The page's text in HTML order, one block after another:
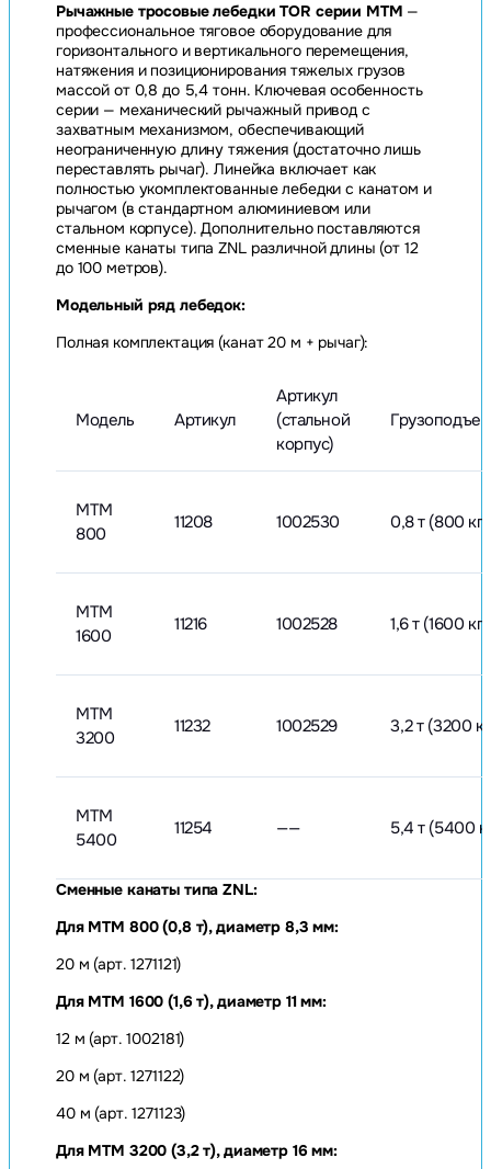
Рычажные тросовые лебедки TOR серии МТМ —
профессиональное тяговое оборудование для
горизонтального и вертикального перемещения,
натяжения и позиционирования тяжелых грузов
массой от 0,8 до 5,4 тонн. Ключевая особенность
серии — механический рычажный привод с
захватным механизмом, обеспечивающий
неограниченную длину тяжения (достаточно лишь
переставлять рычаг). Линейка включает как
полностью укомплектованные лебедки с канатом и
рычагом (в стандартном алюминиевом или
стальном корпусе). Дополнительно поставляются
сменные канаты типа ZNL различной длины (от 12
до 100 метров).
Модельный ряд лебедок:
Полная комплектация (канат 20 м + рычаг):
Модель Артикул
Артикул
(стальной
корпус)
МТМ
800
11208 1002530 0,8 т (800 кг)
МТМ
1600
11216 1002528 1,6 т (1600 кг)
МТМ
3200
11232 1002529 3,2 т (3200
МТМ
5400
11254 —— 5,4 т (5400
Сменные канаты типа ZNL:
Для МТМ 800 (0,8 т), диаметр 8,3 мм:
20 м (арт. 1271121)
Для МТМ 1600 (1,6 т), диаметр 11 мм:
12 м (арт. 1002181)
20 м (арт. 1271122)
40 м (арт. 1271123)
Для МТМ 3200 (3,2 т), диаметр 16 мм: